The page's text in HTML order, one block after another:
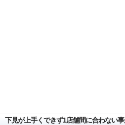
下見が上手くできず1店舗間に合わない